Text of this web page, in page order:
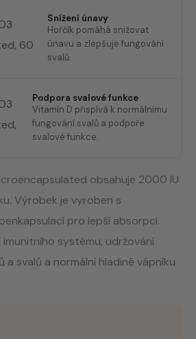
Snížení únavy
Hořčík pomáhá snižovat
únavu a zlepšuje fungování
svalů.
Podpora svalové funkce
Vitamín D přispívá k normálnímu
fungování svalů a podpoře
svalové funkce.
obsahuje 2000 IU
Výrobek je vyroben s
pro lepší absorpci.
imunitního systému, udržování
a svalů a normální hladině vápníku